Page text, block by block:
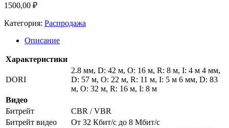
1500,00 ₽
Категория: Распродажа
Описание
Характеристики
DORI
2.8 мм, D: 42 м, O: 16 м, R: 8 м, I: 4 м 4 мм,
D: 57 м, O: 22 м, R: 11 м, I: 5 м 6 мм, D: 83
м, O: 32 м, R: 16 м, I: 8 м
Видео
Битрейт
CBR / VBR
Битрейт видео
От 32 Кбит/с до 8 Мбит/с